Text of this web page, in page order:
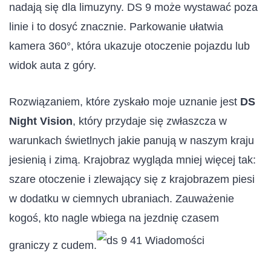
nadają się dla limuzyny. DS 9 może wystawać poza
linie i to dosyć znacznie. Parkowanie ułatwia
kamera 360°, która ukazuje otoczenie pojazdu lub
widok auta z góry.
Rozwiązaniem, które zyskało moje uznanie jest DS
Night Vision, który przydaje się zwłaszcza w
warunkach świetlnych jakie panują w naszym kraju
jesienią i zimą. Krajobraz wygląda mniej więcej tak:
szare otoczenie i zlewający się z krajobrazem piesi
w dodatku w ciemnych ubraniach. Zauważenie
kogoś, kto nagle wbiega na jezdnię czasem
graniczy z cudem.